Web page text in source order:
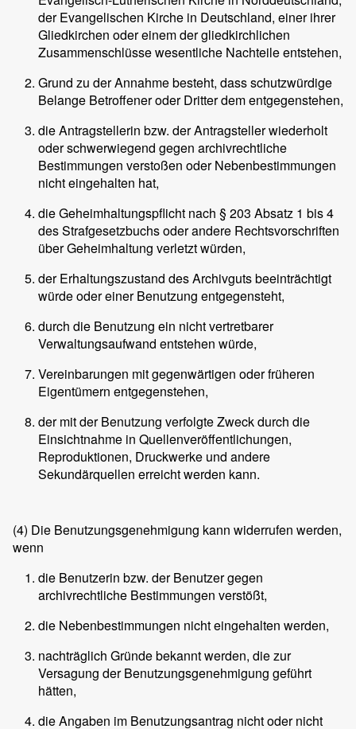
der Evangelischen Kirche in Deutschland, einer ihrer
Gliedkirchen oder einem der gliedkirchlichen
Zusammenschlüsse wesentliche Nachteile entstehen,
Grund zu der Annahme besteht, dass schutzwürdige
Belange Betroffener oder Dritter dem entgegenstehen,
die Antragstellerin bzw. der Antragsteller wiederholt
oder schwerwiegend gegen archivrechtliche
Bestimmungen verstoßen oder Nebenbestimmungen
nicht eingehalten hat,
die Geheimhaltungspflicht nach § 203 Absatz 1 bis 4
des Strafgesetzbuchs oder andere Rechtsvorschriften
über Geheimhaltung verletzt würden,
der Erhaltungszustand des Archivguts beeinträchtigt
würde oder einer Benutzung entgegensteht,
durch die Benutzung ein nicht vertretbarer
Verwaltungsaufwand entstehen würde,
Vereinbarungen mit gegenwärtigen oder früheren
Eigentümern entgegenstehen,
der mit der Benutzung verfolgte Zweck durch die
Einsichtnahme in Quellenveröffentlichungen,
Reproduktionen, Druckwerke und andere
Sekundärquellen erreicht werden kann.
(4) Die Benutzungsgenehmigung kann widerrufen werden,
wenn
die Benutzerin bzw. der Benutzer gegen
archivrechtliche Bestimmungen verstößt,
die Nebenbestimmungen nicht eingehalten werden,
nachträglich Gründe bekannt werden, die zur
Versagung der Benutzungsgenehmigung geführt
hätten,
die Angaben im Benutzungsantrag nicht oder nicht